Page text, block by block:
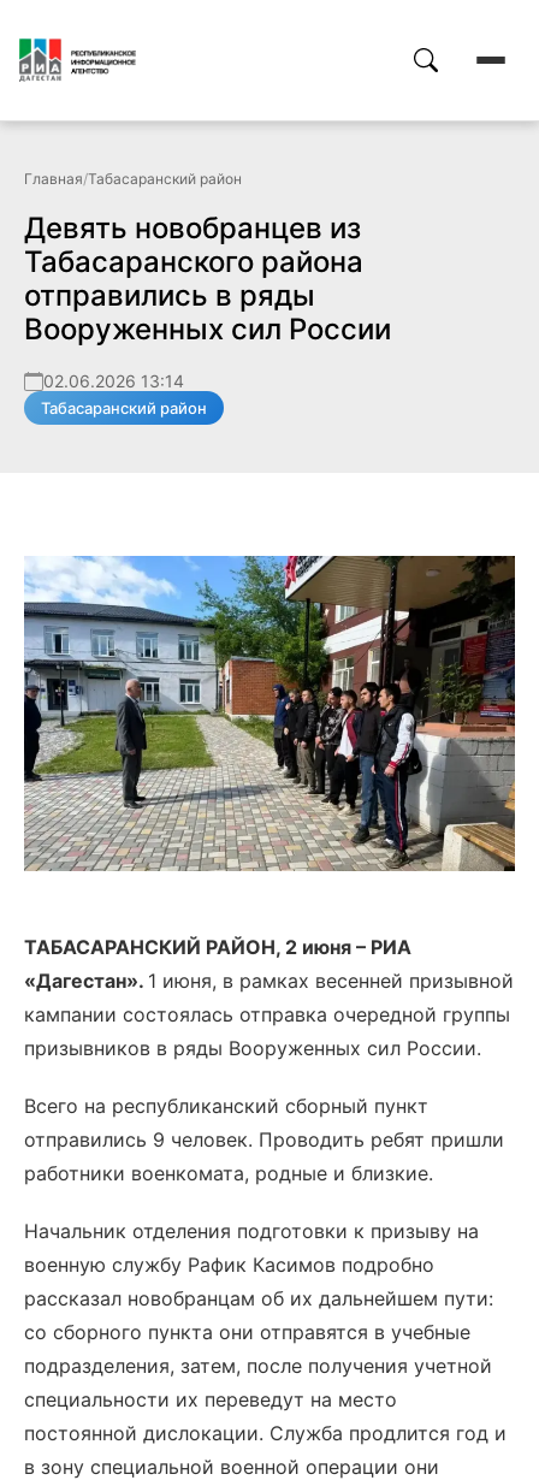
Главная/Табасаранский район
Девять новобранцев из
Табасаранского района
отправились в ряды
Вооруженных сил России
02.06.2026 13:14
Табасаранский район
ТАБАСАРАНСКИЙ РАЙОН, 2 июня – РИА
«Дагестан». 1 июня, в рамках весенней призывной
кампании состоялась отправка очередной группы
призывников в ряды Вооруженных сил России.
Всего на республиканский сборный пункт
отправились 9 человек. Проводить ребят пришли
работники военкомата, родные и близкие.
Начальник отделения подготовки к призыву на
военную службу Рафик Касимов подробно
рассказал новобранцам об их дальнейшем пути:
со сборного пункта они отправятся в учебные
подразделения, затем, после получения учетной
специальности их переведут на место
постоянной дислокации. Служба продлится год и
в зону специальной военной операции они